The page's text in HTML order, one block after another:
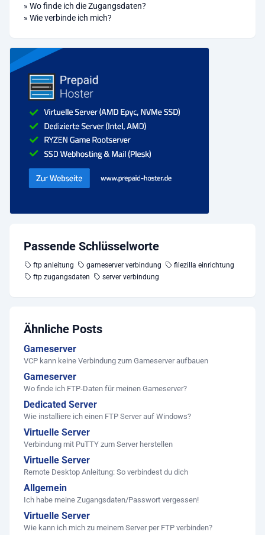
» Wo finde ich die Zugangsdaten?
» Wie verbinde ich mich?
Passende Schlüsselworte
ftp anleitung gameserver verbindung
filezilla einrichtung
ftp zugangsdaten
server verbindung
Ähnliche Posts
Gameserver
VCP kann keine Verbindung zum Gameserver aufbauen
Gameserver
Wo finde ich FTP-Daten für meinen Gameserver?
Dedicated Server
Wie installiere ich einen FTP Server auf Windows?
Virtuelle Server
Verbindung mit PuTTY zum Server herstellen
Virtuelle Server
Remote Desktop Anleitung: So verbindest du dich
Allgemein
Ich habe meine Zugangsdaten/Passwort vergessen!
Virtuelle Server
Wie kann ich mich zu meinem Server per FTP verbinden?